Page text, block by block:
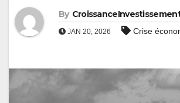
By
JAN 20, 2026 Crise